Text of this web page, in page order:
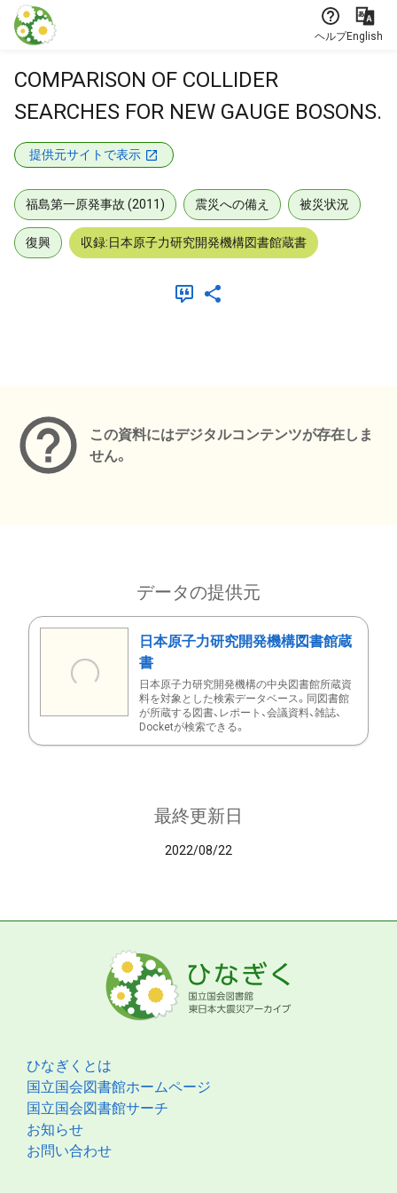
本文に飛ぶ
ヘルプEnglish
COMPARISON OF COLLIDER
SEARCHES FOR NEW GAUGE BOSONS.
提供元サイトで表示
福島第一原発事故 (2011) 震災への備え 被災状況
復興 収録:日本原子力研究開発機構図書館蔵書
この資料にはデジタルコンテンツが存在しま
せん。
データの提供元
日本原子力研究開発機構図書館蔵
書
日本原子力研究開発機構の中央図書館所蔵資
料を対象とした検索データベース。同図書館
が所蔵する図書、レポート、会議資料、雑誌、
Docketが検索できる。
最終更新日
2022/08/22
ひなぎくとは
国立国会図書館ホームページ
国立国会図書館サーチ
お知らせ
お問い合わせ